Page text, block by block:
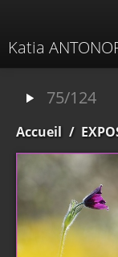
Katia
75/124
Accueil /